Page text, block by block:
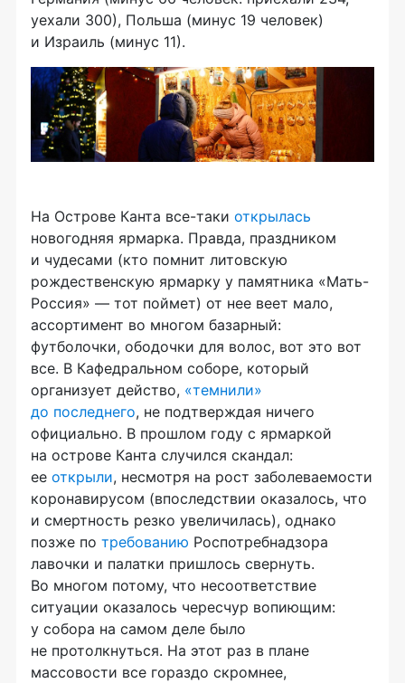
уехали 300), Польша (минус 19 человек)
и Израиль (минус 11).
На Острове Канта все-таки открылась
новогодняя ярмарка. Правда, праздником
и чудесами (кто помнит литовскую
рождественскую ярмарку у памятника «Мать-
Россия» — тот поймет) от нее веет мало,
ассортимент во многом базарный:
футболочки, ободочки для волос, вот это вот
все. В Кафедральном соборе, который
организует действо, «темнили»
до последнего, не подтверждая ничего
официально. В прошлом году с ярмаркой
на острове Канта случился скандал:
ее открыли, несмотря на рост заболеваемости
коронавирусом (впоследствии оказалось, что
и смертность резко увеличилась), однако
позже по требованию Роспотребнадзора
лавочки и палатки пришлось свернуть.
Во многом потому, что несоответствие
ситуации оказалось чересчур вопиющим:
у собора на самом деле было
не протолкнуться. На этот раз в плане
массовости все гораздо скромнее,